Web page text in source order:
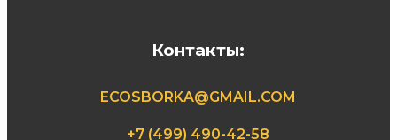
Контакты:
ECOSBORKA@GMAIL.COM
+7 (499) 490-42-58